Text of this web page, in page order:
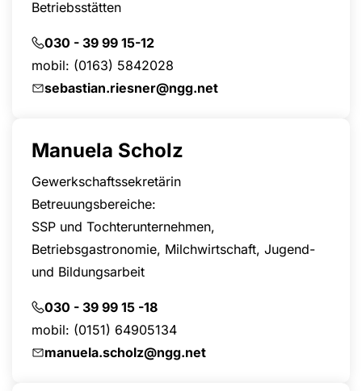
Betriebsstätten
030 - 39 99 15-12
mobil: (0163) 5842028
sebastian.riesner@ngg.net
Manuela Scholz
Gewerkschaftssekretärin
Betreuungsbereiche:
SSP und Tochterunternehmen,
Betriebsgastronomie, Milchwirtschaft, Jugend-
und Bildungsarbeit
030 - 39 99 15 -18
mobil: (0151) 64905134
manuela.scholz@ngg.net